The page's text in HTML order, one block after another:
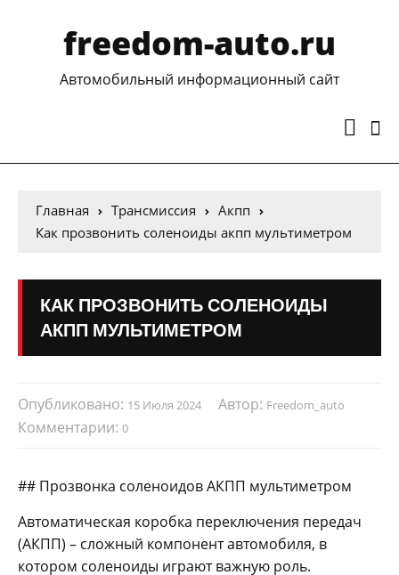
freedom-auto.ru
Автомобильный информационный сайт
Главная Трансмиссия
Акпп
Как прозвонить соленоиды акпп мультиметром
КАК ПРОЗВОНИТЬ СОЛЕНОИДЫ
АКПП МУЛЬТИМЕТРОМ
Опубликовано: 15 Июля 2024 Автор: Freedom_auto
Комментарии: 0
## Прозвонка соленоидов АКПП мультиметром
Автоматическая коробка переключения передач
(АКПП) – сложный компонент автомобиля, в
котором соленоиды играют важную роль.